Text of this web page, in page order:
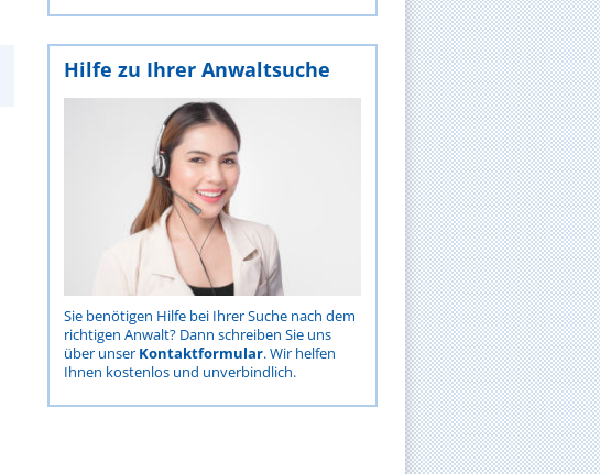
Hilfe zu Ihrer Anwaltsuche
Sie benötigen Hilfe bei Ihrer Suche nach dem
richtigen Anwalt? Dann schreiben Sie uns
über unser Kontaktformular. Wir helfen
Ihnen kostenlos und unverbindlich.